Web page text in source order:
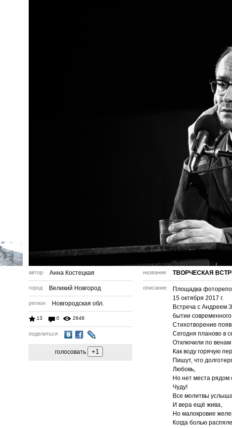
автор Анна Костецкая
город Великий Новгород
регион Новгородская обл.
13 0 2648
поделиться
голосовать
название ТВОРЧЕСКАЯ
описание
Площадка
15 октября 2017 г.
Встреча с Андреем
бытии
Стихотворение
Сегодня планово в
Отключили по венам
Как воду горячую
Пишут, что
Любовь,
Но нет места рядом
Чуду!
Все молитвы
И вера ещё жива,
Но малокровие
Когда болью